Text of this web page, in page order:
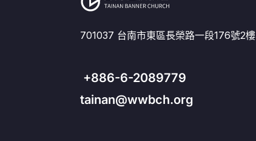
701037 台南市東區長榮路一段176號2樓
+886-6-2089779
tainan@wwbch.org